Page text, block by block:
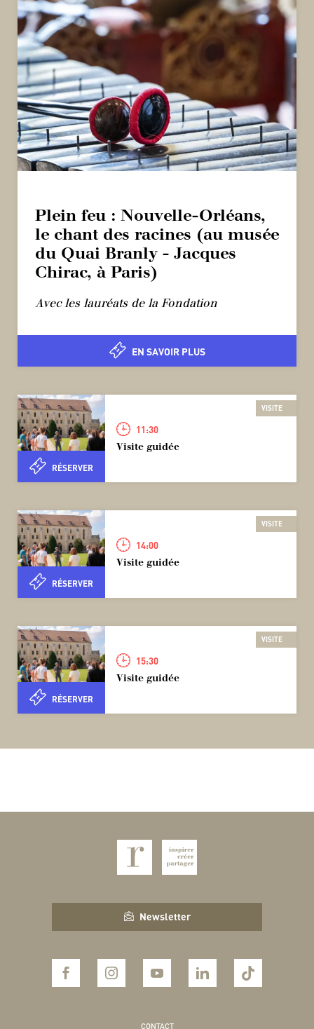
Plein feu : Nouvelle-Orléans,
le chant des racines (au musée
du Quai Branly - Jacques
Chirac, à Paris)
Avec les lauréats de la Fondation
EN SAVOIR PLUS
RÉSERVER
11:30
VISITE
Visite guidée
RÉSERVER
14:00
VISITE
Visite guidée
RÉSERVER
15:30
VISITE
Visite guidée
Newsletter
CONTACT